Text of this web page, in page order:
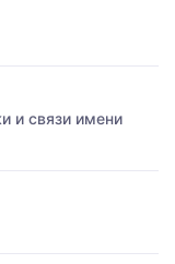
и связи имени